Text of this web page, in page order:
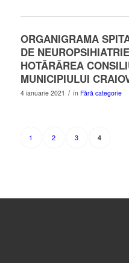
ORGANIGRAMA
DE
HOTĂRÂREA
MUNICIPIULUI
4 ianuarie 2021 / în Fără categorie
1 2 3 4